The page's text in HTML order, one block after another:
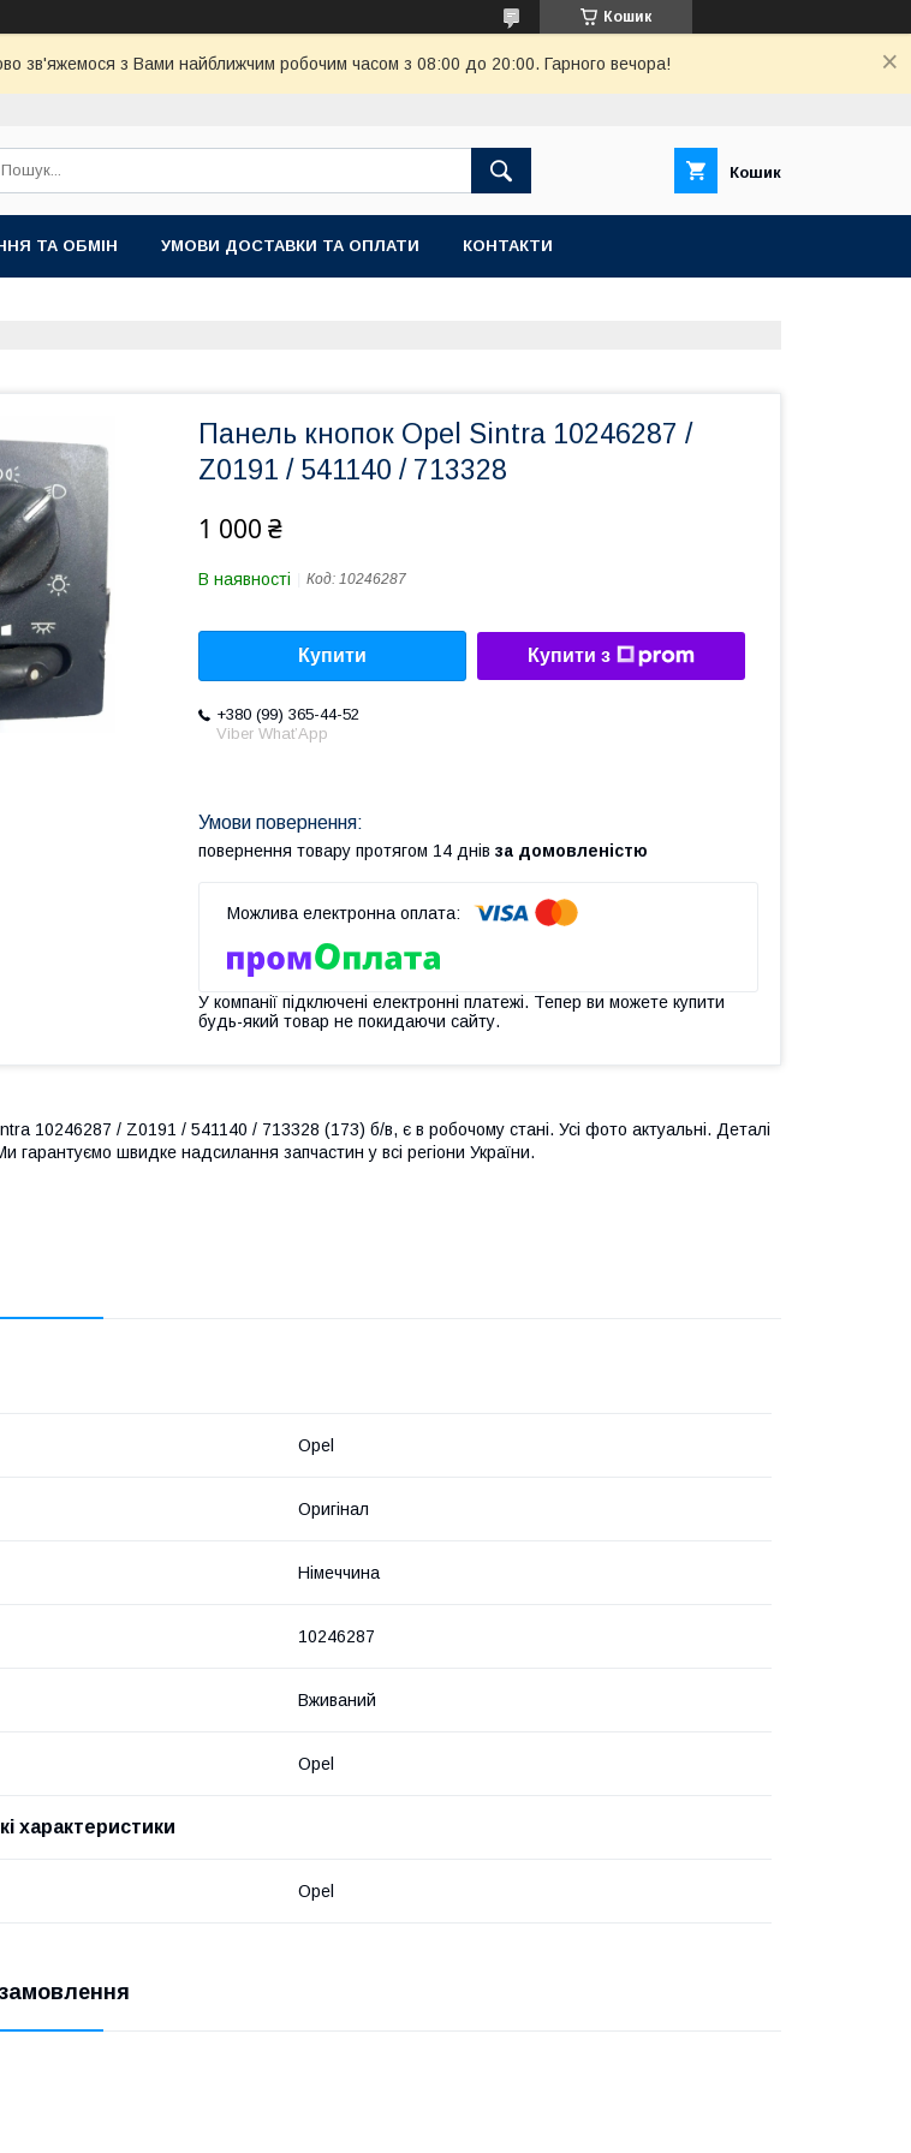
Кошик
зв'яжемося з Вами найближчим робочим часом з 08:00 до 20:00. Гарного вечора!
Кошик
ТА ОБМІН УМОВИ ДОСТАВКИ ТА ОПЛАТИ КОНТАКТИ
Панель кнопок Opel Sintra 10246287 /
Z0191 / 541140 / 713328
1 000 ₴
В наявності Код: 10246287
Купити Купити з
+380 (99) 365-44-52
Viber What’App
повернення товару протягом 14 днів за домовленістю
У компанії підключені електронні платежі. Тепер ви можете купити
будь-який товар не покидаючи сайту.
10246287 / Z0191 / 541140 / 713328 (173) б/в, є в робочому стані. Усі фото актуальні. Деталі
гарантуємо швидке надсилання запчастин у всі регіони України.
Opel
Оригінал
Німеччина
10246287
Вживаний
Opel
характеристики
Opel